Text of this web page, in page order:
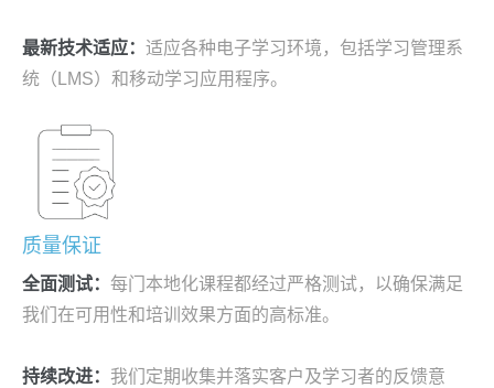
最新技术适应： 适应各种电子学习环境，包括学习管理系
统（LMS）和移动学习应用程序。
质量保证
全面测试： 每门本地化课程都经过严格测试，以确保满足
我们在可用性和培训效果方面的高标准。
持续改进： 我们定期收集并落实客户及学习者的反馈意